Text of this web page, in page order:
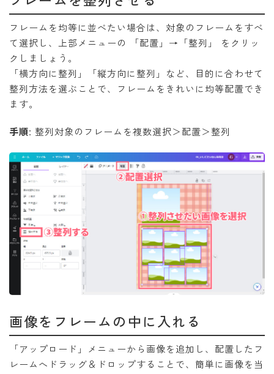
フレームを均等に並べたい場合は、対象のフレームをすべ
て選択し、上部メニューの 「配置」→「整列」 をクリッ
クしましょう。
「横方向に整列」「縦方向に整列」など、目的に合わせて
整列方法を選ぶことで、フレームをきれいに均等配置でき
ます。
手順: 整列対象のフレームを複数選択＞配置＞整列
画像をフレームの中に入れる
「アップロード」メニューから画像を追加し、配置したフ
レームへドラッグ＆ドロップすることで、簡単に画像を当